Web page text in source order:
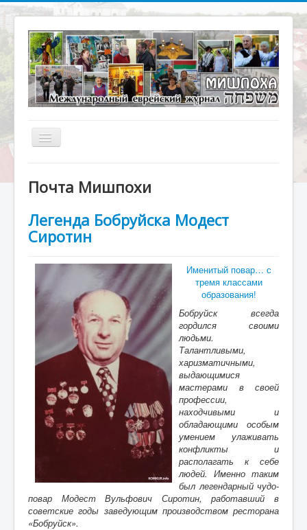
Включить/
выключить
О журнале
Библиотека
Наше кино
Архивариус
Актуальное интервью
Воспоминания
Дети войны вспоминают
Имя
Ищу родных
Литературная гостиная
Ликбез Мишпохи
Чтобы это никогда не повторилось!
Почта Мишпохи
Родословная
Почта Мишпохи
Легенда Бобруйска Модест
Сиротин
Именитый повар… с
тремя классами
образования!
Бобруйск всегда
гордился своими
людьми.
Талантливыми,
харизматичными,
выдающимися
мастерами в своей
профессии,
находчивыми и
обладающими особым
умением улаживать
конфликты и
располагать к себе
людей. Именно таким
был легендарный чудо-
повар Модест Вульфович Сиротин, работавший в
советские годы заведующим производством ресторана
«Бобруйск».